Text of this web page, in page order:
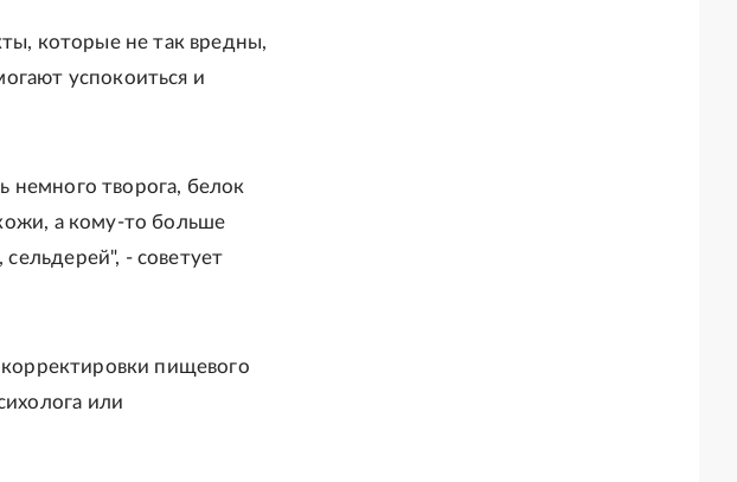
которые не так вредны,
успокоиться и
немного творога, белок
а кому-то больше
- советует
пищевого
или